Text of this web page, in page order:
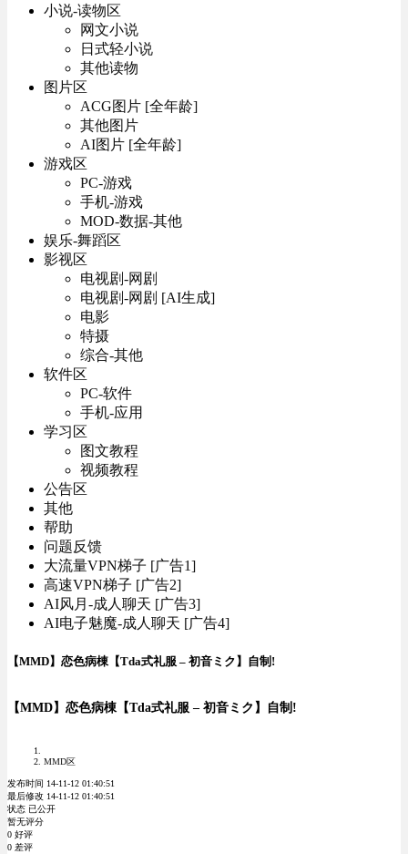
小说-读物区
网文小说
日式轻小说
其他读物
图片区
ACG图片 [全年龄]
其他图片
AI图片 [全年龄]
游戏区
PC-游戏
手机-游戏
MOD-数据-其他
娱乐-舞蹈区
影视区
电视剧-网剧
电视剧-网剧 [AI生成]
电影
特摄
综合-其他
软件区
PC-软件
手机-应用
学习区
图文教程
视频教程
公告区
其他
帮助
问题反馈
大流量VPN梯子 [广告1]
高速VPN梯子 [广告2]
AI风月-成人聊天 [广告3]
AI电子魅魔-成人聊天 [广告4]
【MMD】恋色病棟【Tda式礼服 – 初音ミク】自制!
【MMD】恋色病棟【Tda式礼服 – 初音ミク】自制!
MMD区
发布时间 14-11-12 01:40:51
最后修改 14-11-12 01:40:51
状态 已公开
暂无评分
0 好评
0 差评